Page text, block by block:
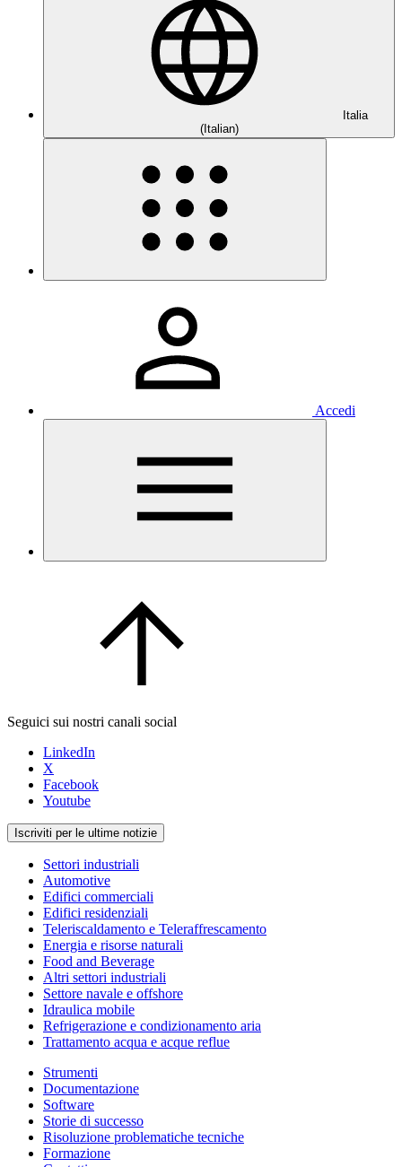
Italia
(Italian)
Accedi
Seguici sui nostri canali social
LinkedIn
X
Facebook
Youtube
Iscriviti per le ultime notizie
Settori industriali
Automotive
Edifici commerciali
Edifici residenziali
Teleriscaldamento e Teleraffrescamento
Energia e risorse naturali
Food and Beverage
Altri settori industriali
Settore navale e offshore
Idraulica mobile
Refrigerazione e condizionamento aria
Trattamento acqua e acque reflue
Strumenti
Documentazione
Software
Storie di successo
Risoluzione problematiche tecniche
Formazione